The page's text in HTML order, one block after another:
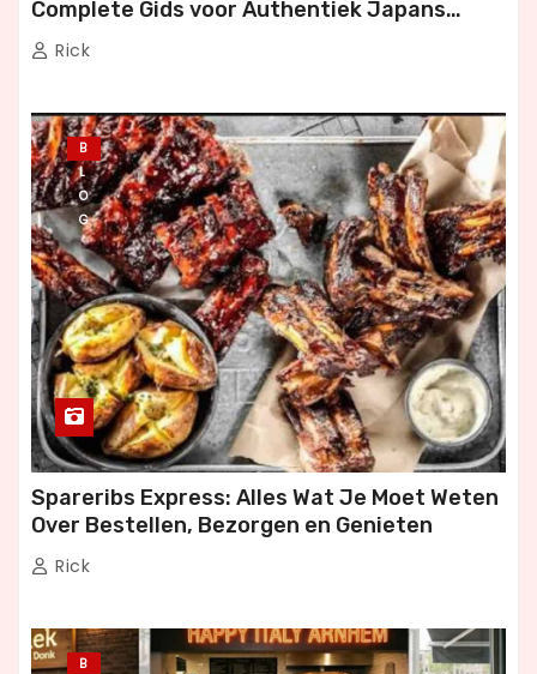
Complete Gids voor Authentiek Japans
Dineren
Rick
B
L
O
G
Spareribs Express: Alles Wat Je Moet Weten
Over Bestellen, Bezorgen en Genieten
Rick
B